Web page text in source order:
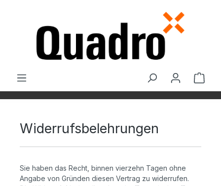
Widerrufsbelehrungen
Sie haben das Recht, binnen vierzehn Tagen ohne
Angabe von Gründen diesen Vertrag zu widerrufen.